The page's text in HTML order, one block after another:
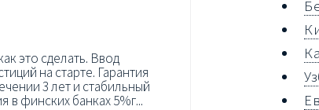
это сделать. Ввод
на старте. Гарантия
3 лет и стабильный
финских банках 5%г...